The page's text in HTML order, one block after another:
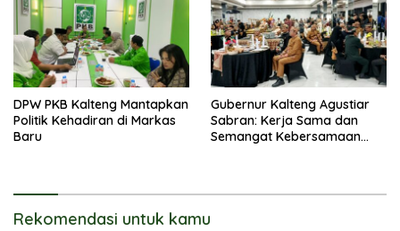
DPW PKB Kalteng Mantapkan
Politik Kehadiran di Markas
Baru
Gubernur Kalteng Agustiar
Sabran: Kerja Sama dan
Semangat Kebersamaan
Rekomendasi untuk kamu